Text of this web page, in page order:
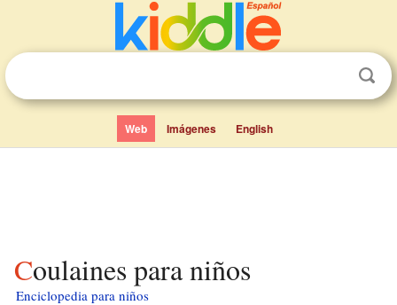
Web Imágenes English
Coulaines para niños
Enciclopedia para niños